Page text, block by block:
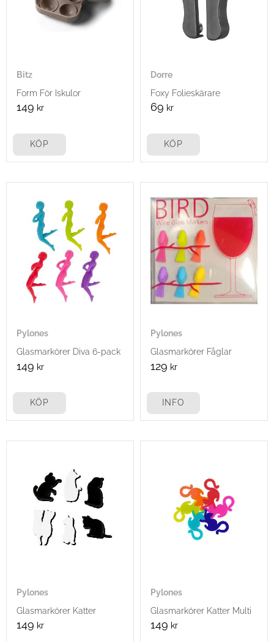
Bitz
Form För Iskulor
149 kr
KÖP
Dorre
Foxy Folieskärare
69 kr
KÖP
Pylones
Glasmarkörer Diva 6-pack
149 kr
KÖP
Pylones
Glasmarkörer Fåglar
129 kr
INFO
Pylones
Glasmarkörer Katter
149 kr
Pylones
Glasmarkörer Katter Multi
149 kr